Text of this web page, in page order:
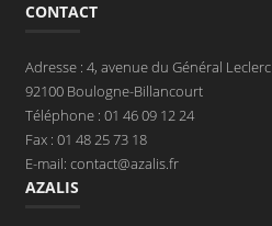
CONTACT
Adresse : 4, avenue du Général Leclerc
92100 Boulogne-Billancourt
Téléphone : 01 46 09 12 24
Fax : 01 48 25 73 18
E-mail: contact@azalis.fr
AZALIS